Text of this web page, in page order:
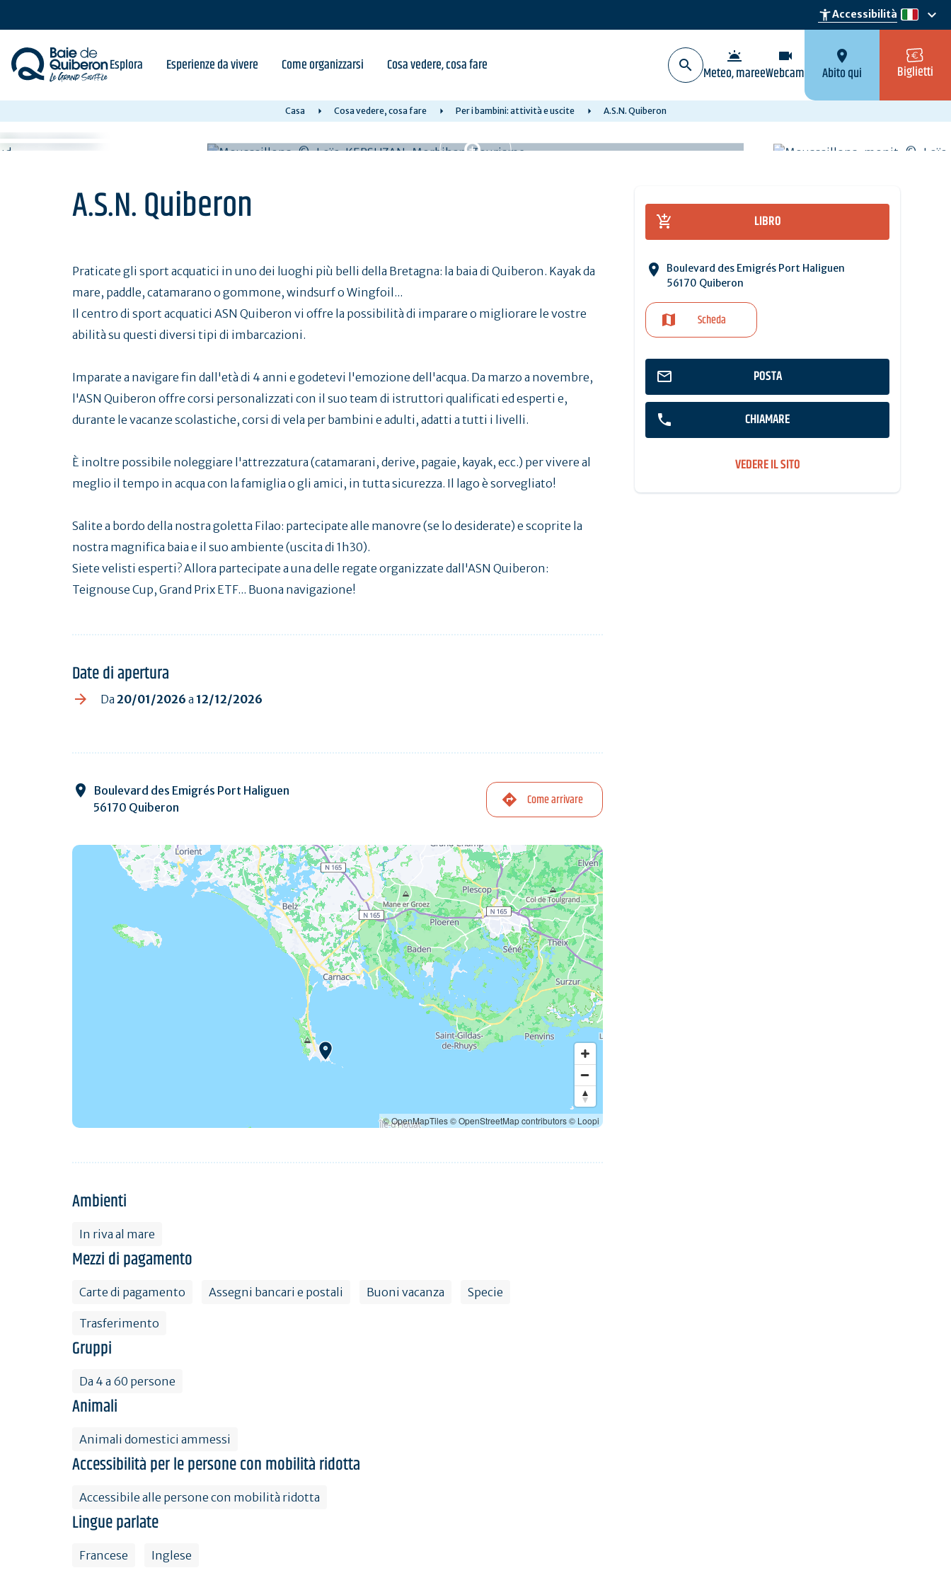
content
accessibility_newAccessibilità it
keyboard_arrow_down
Esplora Esperienze da vivere Come organizzarsi Cosa vedere, cosa fare wb_twilight
Meteo, maree
videocam
Webcam
location_on
Abito qui Biglietti
Casa Cosa vedere, cosa fare Per i bambini: attività e uscite A.S.N. Quiberon
A.S.N. Quiberon LIBRO
Boulevard des Emigrés Port Haliguen
56170 Quiberon
Scheda
POSTA
CHIAMARE
VEDERE IL SITO
Praticate gli sport acquatici in uno dei luoghi più belli della Bretagna: la baia di Quiberon. Kayak da
mare, paddle, catamarano o gommone, windsurf o Wingfoil...
Il centro di sport acquatici ASN Quiberon vi offre la possibilità di imparare o migliorare le vostre
abilità su questi diversi tipi di imbarcazioni.
Imparate a navigare fin dall'età di 4 anni e godetevi l'emozione dell'acqua. Da marzo a novembre,
l'ASN Quiberon offre corsi personalizzati con il suo team di istruttori qualificati ed esperti e,
durante le vacanze scolastiche, corsi di vela per bambini e adulti, adatti a tutti i livelli.
È inoltre possibile noleggiare l'attrezzatura (catamarani, derive, pagaie, kayak, ecc.) per vivere al
meglio il tempo in acqua con la famiglia o gli amici, in tutta sicurezza. Il lago è sorvegliato!
Salite a bordo della nostra goletta Filao: partecipate alle manovre (se lo desiderate) e scoprite la
nostra magnifica baia e il suo ambiente (uscita di 1h30).
Siete velisti esperti? Allora partecipate a una delle regate organizzate dall'ASN Quiberon:
Teignouse Cup, Grand Prix ETF... Buona navigazione!
Date di apertura
Da 20/01/2026 a 12/12/2026
Boulevard des Emigrés Port Haliguen
56170 Quiberon
Come arrivare
© OpenMapTiles© OpenStreetMap contributors© Loopi
Ambienti
In riva al mare
Mezzi di pagamento
Carte di pagamento Assegni bancari e postali Buoni vacanza Specie
Trasferimento
Gruppi
Da 4 a 60 persone
Animali
Animali domestici ammessi
Accessibilità per le persone con mobilità ridotta
Accessibile alle persone con mobilità ridotta
Lingue parlate
Francese Inglese